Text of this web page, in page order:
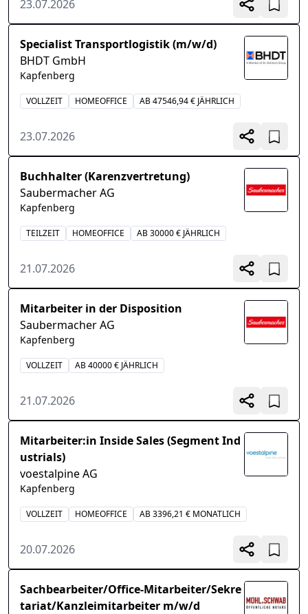
23.07.2026
Specialist Transportlogistik (m/w/d)
BHDT GmbH
Kapfenberg
VOLLZEIT HOMEOFFICE AB 47546,94 € JÄHRLICH
23.07.2026
Buchhalter (Karenzvertretung)
Saubermacher AG
Kapfenberg
TEILZEIT HOMEOFFICE AB 30000 € JÄHRLICH
21.07.2026
Mitarbeiter in der Disposition
Saubermacher AG
Kapfenberg
VOLLZEIT AB 40000 € JÄHRLICH
21.07.2026
Mitarbeiter:in Inside Sales (Segment Ind
ustrials)
voestalpine AG
Kapfenberg
VOLLZEIT HOMEOFFICE AB 3396,21 € MONATLICH
20.07.2026
Sachbearbeiter/Office-Mitarbeiter/Sekre
tariat/Kanzleimitarbeiter m/w/d